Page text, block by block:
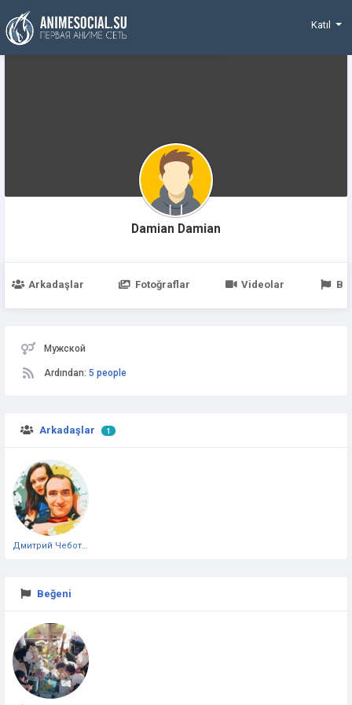
Funding
Katıl
Damian Damian
Arkadaşlar Fotoğraflar Videolar
Мужской
Ardından: 5 people
Arkadaşlar 1
Beğeni